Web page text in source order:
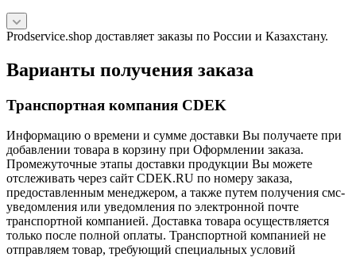
Prodservice.shop доставляет заказы по России и Казахстану.
Варианты получения заказа
Транспортная компания CDEK
Информацию о времени и сумме доставки Вы получаете при
добавлении товара в корзину при Оформлении заказа.
Промежуточные этапы доставки продукции Вы можете
отслеживать через сайт CDEK.RU по номеру заказа,
предоставленным менеджером, а также путем получения смс-
уведомления или уведомления по электронной почте
транспортной компанией. Доставка товара осуществляется
только после полной оплаты. Транспортной компанией не
отправляем товар, требующий специальных условий